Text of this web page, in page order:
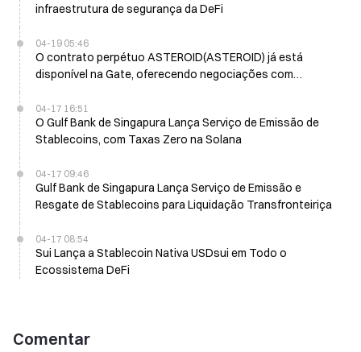
infraestrutura de segurança da DeFi
04-19 05:46
O contrato perpétuo ASTEROID(ASTEROID) já está
disponível na Gate, oferecendo negociações com
04-17 16:51
O Gulf Bank de Singapura Lança Serviço de Emissão de
Stablecoins, com Taxas Zero na Solana
04-17 09:46
Gulf Bank de Singapura Lança Serviço de Emissão e
Resgate de Stablecoins para Liquidação Transfronteiriça
04-17 08:54
Sui Lança a Stablecoin Nativa USDsui em Todo o
Ecossistema DeFi
Comentar